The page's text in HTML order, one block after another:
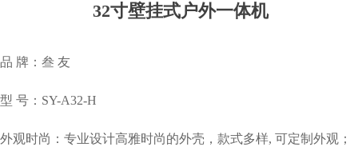
32寸壁挂式户外一体机
品 牌：叁 友
型 号：SY-A32-H
外观时尚：专业设计高雅时尚的外壳，款式多样, 可定制外观；